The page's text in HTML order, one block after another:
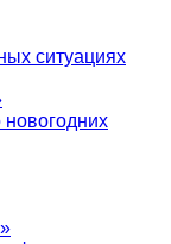
ситуациях
новогодних